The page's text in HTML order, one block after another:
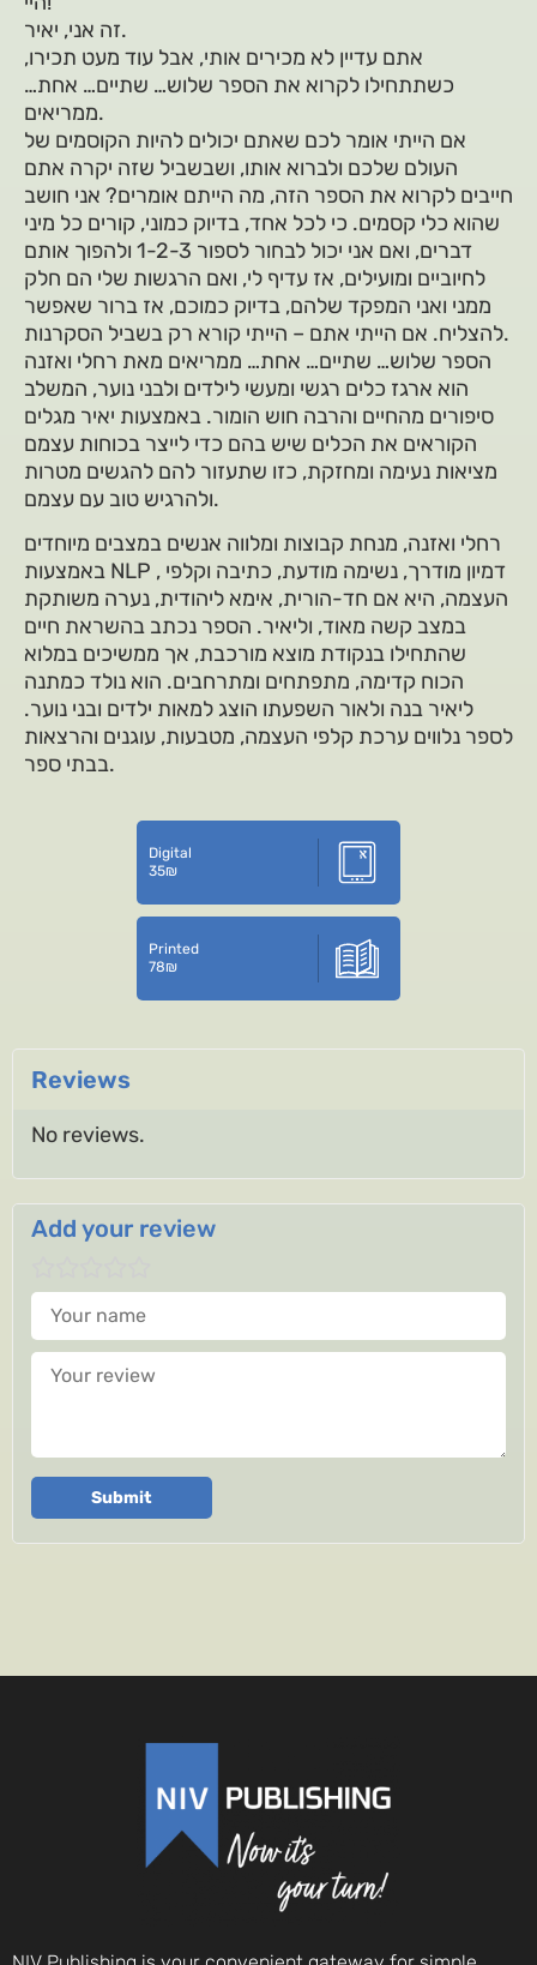
זה אני, יאיר.
אתם עדיין לא מכירים אותי, אבל עוד מעט תכירו,
כשתתחילו לקרוא את הספר שלוש… שתיים… אחת…
ממריאים.
אם הייתי אומר לכם שאתם יכולים להיות הקוסמים של
העולם שלכם ולברוא אותו, ושבשביל שזה יקרה אתם
חייבים לקרוא את הספר הזה, מה הייתם אומרים? אני חושב
שהוא כלי קסמים. כי לכל אחד, בדיוק כמוני, קורים כל מיני
דברים, ואם אני יכול לבחור לספור 1-2-3 ולהפוך אותם
לחיוביים ומועילים, אז עדיף לי, ואם הרגשות שלי הם חלק
ממני ואני המפקד שלהם, בדיוק כמוכם, אז ברור שאפשר
להצליח. אם הייתי אתם – הייתי קורא רק בשביל הסקרנות.
הספר שלוש… שתיים… אחת… ממריאים מאת רחלי ואזנה
הוא ארגז כלים רגשי ומעשי לילדים ולבני נוער, המשלב
סיפורים מהחיים והרבה חוש הומור. באמצעות יאיר מגלים
הקוראים את הכלים שיש בהם כדי לייצר בכוחות עצמם
מציאות נעימה ומחזקת, כזו שתעזור להם להגשים מטרות
ולהרגיש טוב עם עצמם.
רחלי ואזנה, מנחת קבוצות ומלווה אנשים במצבים מיוחדים
באמצעות NLP , דמיון מודרך, נשימה מודעת, כתיבה וקלפי
העצמה, היא אם חד-הורית, אימא ליהודית, נערה משותקת
במצב קשה מאוד, וליאיר. הספר נכתב בהשראת חיים
שהתחילו בנקודת מוצא מורכבת, אך ממשיכים במלוא
הכוח קדימה, מתפתחים ומתרחבים. הוא נולד כמתנה
ליאיר בנה ולאור השפעתו הוצג למאות ילדים ובני נוער.
לספר נלווים ערכת קלפי העצמה, מטבעות, עוגנים והרצאות
בבתי ספר.
Digital
35₪
Printed
78₪
Reviews
No reviews.
Add your review
Your name
Your review
Submit